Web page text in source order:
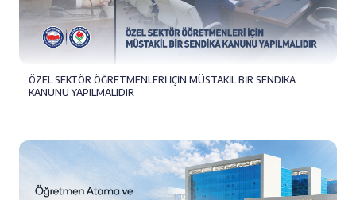
ÖZEL SEKTÖR ÖĞRETMENLERİ İÇİN MÜSTAKİL BİR SENDİKA
KANUNU YAPILMALIDIR